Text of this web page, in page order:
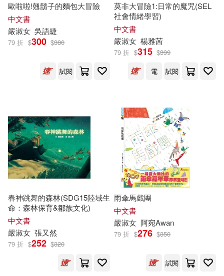
嚴淑女(74) 李如青(2)
SOS探險隊編輯團隊(1)
伊莉莎白．紐伯瑞(1)
劉思源(1) 劉湘湄(1)
周姚萍(1) 哲也(1)
唐香燕(1) 嚴淑女、李孟發(1)
嚴淑女等(1) 嚴淑珍(1)
培利．諾德曼(1)
展開
出版社 (可複選)
親子天下(17) 小麥文化(14)
聚光文創(8) 幼獅文化(5)
小皇冠文化(4) 巴巴文化(4)
青林(4) 四也文化出版公司(3)
小魯文化(3) 小天下(2)
配送方式 (可複選)
歐啦啦!翹鬍子的麵包大冒險
中文書
嚴淑女 吳語緁
79 折 $300 $380
試閱
莫非大冒險1:日常的魔咒(SEL
社會情緒學習)
中文書
嚴淑女 楊雅茜
79 折 $315 $399
電
試閱
春神跳舞的森林(SDG15陸域生
命：森林保育&鄒族文化)
中文書
嚴淑女 張又然
79 折 $252 $320
雨傘馬戲團
中文書
嚴淑女 阿宛Awan
79 折 $276 $350
試閱